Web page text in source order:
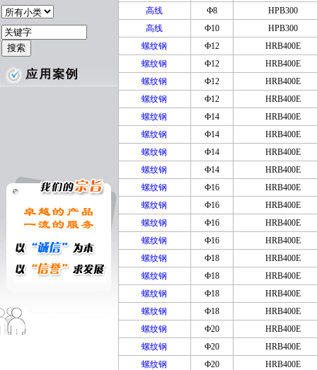
高线
Ф8
HPB300
高线
Ф10
HPB300
螺纹钢
Ф12
HRB400E
螺纹钢
Ф12
HRB400E
螺纹钢
Ф12
HRB400E
螺纹钢
Ф12
HRB400E
螺纹钢
Ф14
HRB400E
螺纹钢
Ф14
HRB400E
螺纹钢
Ф14
HRB400E
螺纹钢
Ф14
HRB400E
螺纹钢
Ф16
HRB400E
螺纹钢
Ф16
HRB400E
螺纹钢
Ф16
HRB400E
螺纹钢
Ф16
HRB400E
螺纹钢
Ф18
HRB400E
螺纹钢
Ф18
HRB400E
螺纹钢
Ф18
HRB400E
螺纹钢
Ф18
HRB400E
螺纹钢
Ф20
HRB400E
螺纹钢
Ф20
HRB400E
螺纹钢
Ф20
HRB400E